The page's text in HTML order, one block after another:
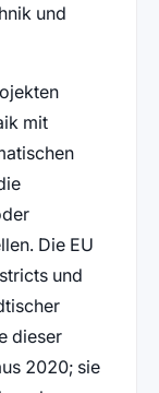
und
mit
Die EU
und
dieser
2020; sie